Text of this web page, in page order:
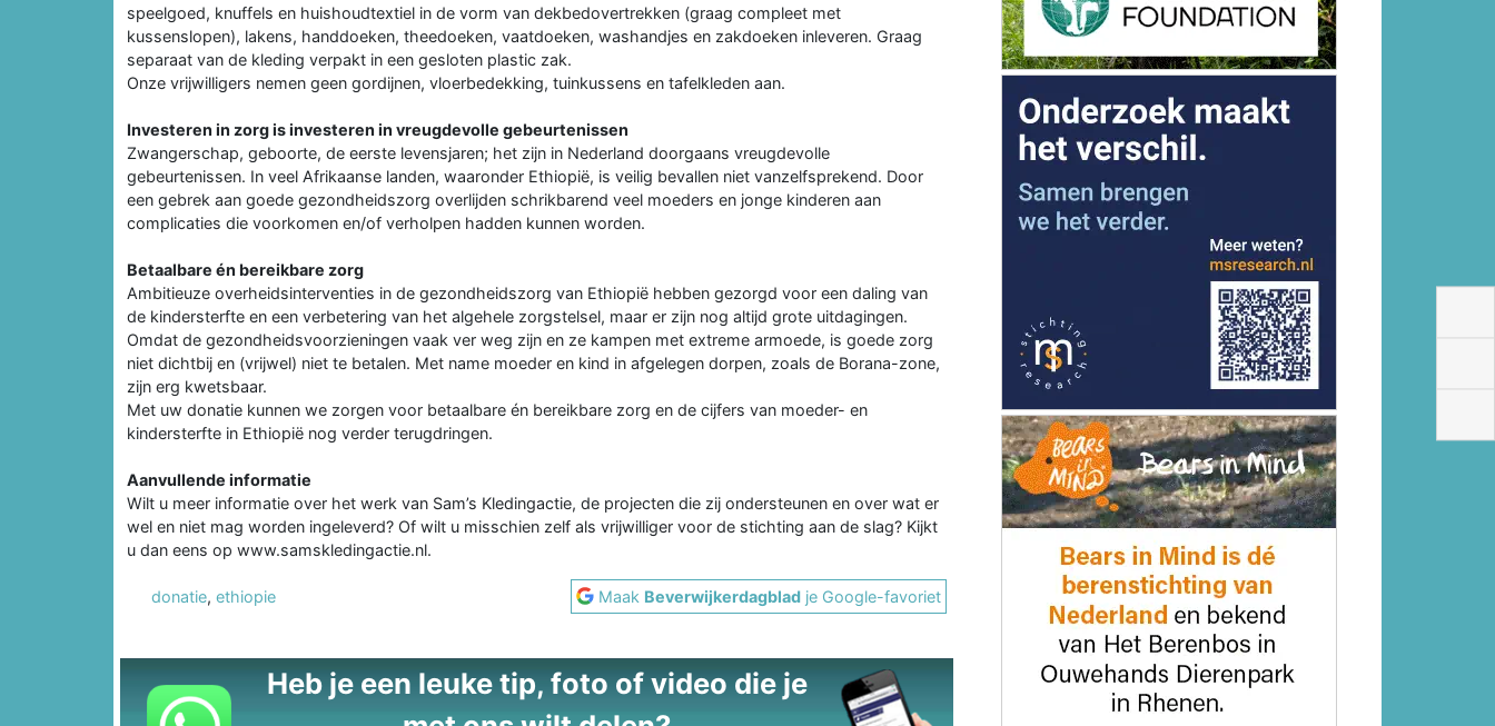
speelgoed, knuffels en huishoudtextiel in de vorm van dekbedovertrekken (graag compleet met
kussenslopen), lakens, handdoeken, theedoeken, vaatdoeken, washandjes en zakdoeken inleveren. Graag
separaat van de kleding verpakt in een gesloten plastic zak.
Onze vrijwilligers nemen geen gordijnen, vloerbedekking, tuinkussens en tafelkleden aan.
Investeren in zorg is investeren in vreugdevolle gebeurtenissen
Zwangerschap, geboorte, de eerste levensjaren; het zijn in Nederland doorgaans vreugdevolle
gebeurtenissen. In veel Afrikaanse landen, waaronder Ethiopië, is veilig bevallen niet vanzelfsprekend. Door
een gebrek aan goede gezondheidszorg overlijden schrikbarend veel moeders en jonge kinderen aan
complicaties die voorkomen en/of verholpen hadden kunnen worden.
Betaalbare én bereikbare zorg
Ambitieuze overheidsinterventies in de gezondheidszorg van Ethiopië hebben gezorgd voor een daling van
de kindersterfte en een verbetering van het algehele zorgstelsel, maar er zijn nog altijd grote uitdagingen.
Omdat de gezondheidsvoorzieningen vaak ver weg zijn en ze kampen met extreme armoede, is goede zorg
niet dichtbij en (vrijwel) niet te betalen. Met name moeder en kind in afgelegen dorpen, zoals de Borana-zone,
zijn erg kwetsbaar.
Met uw donatie kunnen we zorgen voor betaalbare én bereikbare zorg en de cijfers van moeder- en
kindersterfte in Ethiopië nog verder terugdringen.
Aanvullende informatie
Wilt u meer informatie over het werk van Sam’s Kledingactie, de projecten die zij ondersteunen en over wat er
wel en niet mag worden ingeleverd? Of wilt u misschien zelf als vrijwilliger voor de stichting aan de slag? Kijkt
u dan eens op www.samskledingactie.nl.
donatie, ethiopie Maak Beverwijkerdagblad je Google-favoriet
Heb je een leuke tip, foto of video die je